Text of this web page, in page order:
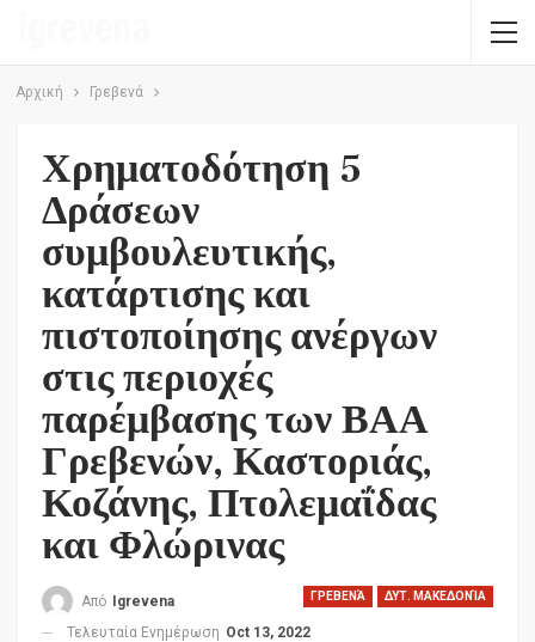
Αρχική Γρεβενά
Χρηματοδότηση 5
Δράσεων
συμβουλευτικής,
κατάρτισης και
πιστοποίησης ανέργων
στις περιοχές
παρέμβασης των ΒΑΑ
Γρεβενών, Καστοριάς,
Κοζάνης, Πτολεμαΐδας
και Φλώρινας
ΓΡΕΒΕΝΆ ΔΥΤ. ΜΑΚΕΔΟΝΊΑ
Από Igrevena
Τελευταία Ενημέρωση Oct 13, 2022